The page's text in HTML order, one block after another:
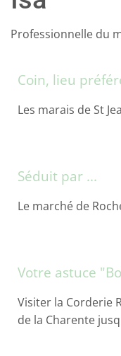
Professionnelle du
Coin, lieu
Les marais de St
Séduit par ...
Le marché de
Votre astuce
Visiter la Corderie
de la Charente